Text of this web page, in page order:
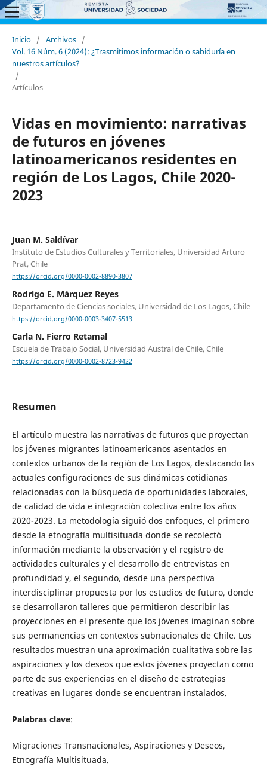
Inicio / Archivos /
Vol. 16 Núm. 6 (2024): ¿Trasmitimos información o sabiduría en
nuestros artículos?
/
Artículos
Vidas en movimiento: narrativas
de futuros en jóvenes
latinoamericanos residentes en
región de Los Lagos, Chile 2020-
2023
Juan M. Saldívar
Instituto de Estudios Culturales y Territoriales, Universidad Arturo
Prat, Chile
https://orcid.org/0000-0002-8890-3807
Rodrigo E. Márquez Reyes
Departamento de Ciencias sociales, Universidad de Los Lagos, Chile
https://orcid.org/0000-0003-3407-5513
Carla N. Fierro Retamal
Escuela de Trabajo Social, Universidad Austral de Chile, Chile
https://orcid.org/0000-0002-8723-9422
Resumen
El artículo muestra las narrativas de futuros que proyectan
los jóvenes migrantes latinoamericanos asentados en
contextos urbanos de la región de Los Lagos, destacando las
actuales configuraciones de sus dinámicas cotidianas
relacionadas con la búsqueda de oportunidades laborales,
de calidad de vida e integración colectiva entre los años
2020-2023. La metodología siguió dos enfoques, el primero
desde la etnografía multisituada donde se recolectó
información mediante la observación y el registro de
actividades culturales y el desarrollo de entrevistas en
profundidad y, el segundo, desde una perspectiva
interdisciplinar propuesta por los estudios de futuro, donde
se desarrollaron talleres que permitieron describir las
proyecciones en el presente que los jóvenes imaginan sobre
sus permanencias en contextos subnacionales de Chile. Los
resultados muestran una aproximación cualitativa sobre las
aspiraciones y los deseos que estos jóvenes proyectan como
parte de sus experiencias en el diseño de estrategias
creativas en lugares donde se encuentran instalados.
Palabrasclave:
Migraciones Transnacionales, Aspiraciones y Deseos,
Etnografía Multisituada.